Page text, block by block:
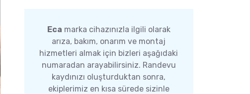
Eca marka cihazınızla ilgili olarak
arıza, bakım, onarım ve montaj
hizmetleri almak için bizleri aşağıdaki
numaradan arayabilirsiniz. Randevu
kaydınızı oluşturduktan sonra,
ekiplerimiz en kısa sürede sizinle